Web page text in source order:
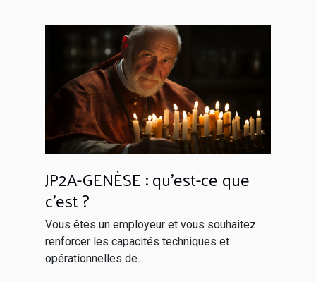
JP2A-GENÈSE : qu’est-ce que
c’est ?
Vous êtes un employeur et vous souhaitez
renforcer les capacités techniques et
opérationnelles de...